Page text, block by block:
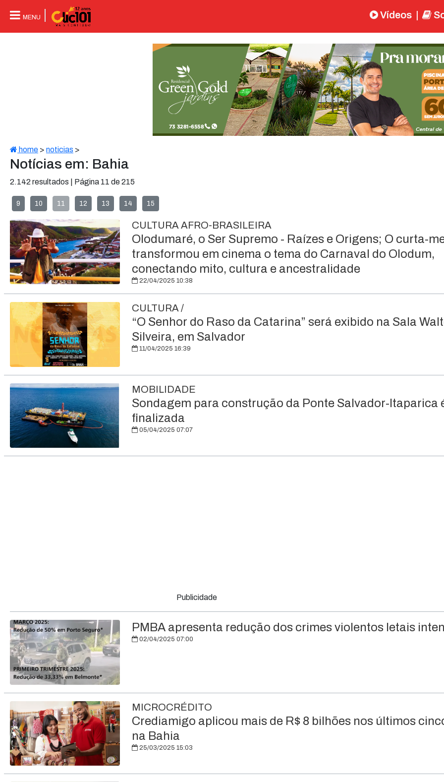
MENU Vídeos
home > noticias >
Notícias em: Bahia
2.142 resultados | Página 11 de 215
9 10 11 12 13 14 15
CULTURA AFRO-BRASILEIRA
Olodumaré, o Ser Supremo - Raízes e Origens; O curta-
transformou em cinema o tema do Carnaval do Olodum,
conectando mito, cultura e ancestralidade
22/04/2025 10:38
CULTURA /
“O Senhor do Raso da Catarina” será exibido na Sala
Silveira, em Salvador
11/04/2025 16:39
MOBILIDADE
Sondagem para construção da Ponte Salvador-Itaparica
finalizada
05/04/2025 07:07
Publicidade
PMBA apresenta redução dos crimes violentos letais
02/04/2025 07:00
MICROCRÉDITO
Crediamigo aplicou mais de R$ 8 bilhões nos últimos
na Bahia
25/03/2025 15:03